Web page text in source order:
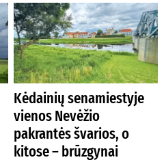
Kėdainių senamiestyje
vienos Nevėžio
pakrantės švarios, o
kitose – brūzgynai